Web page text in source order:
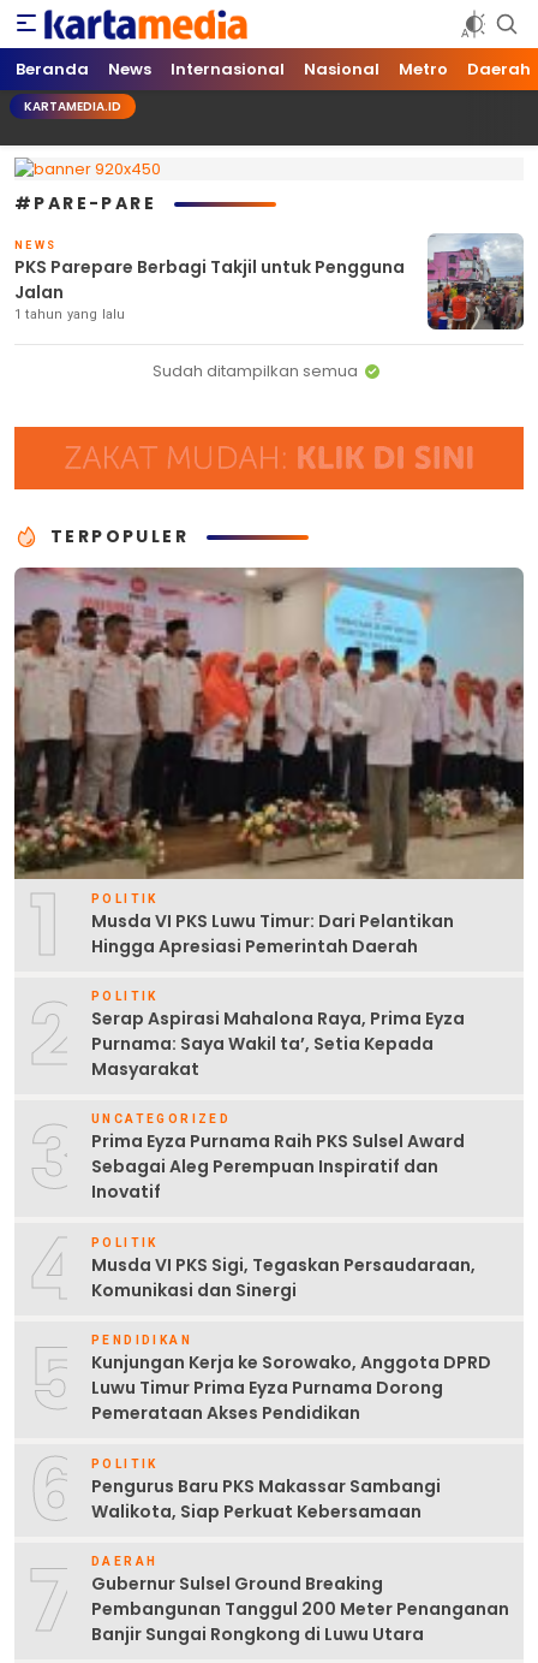
kartamedia.id
Jujur Mengabari
Beranda News Internasional Nasional Metro Daerah
KARTAMEDIA.ID
#PARE-PARE
NEWS
PKS Parepare Berbagi Takjil untuk Pengguna
Jalan
1 tahun yang lalu
Sudah ditampilkan semua
TERPOPULER
1 POLITIK
Musda VI PKS Luwu Timur: Dari Pelantikan
Hingga Apresiasi Pemerintah Daerah
2 POLITIK
Serap Aspirasi Mahalona Raya, Prima Eyza
Purnama: Saya Wakil ta’, Setia Kepada
Masyarakat
3 UNCATEGORIZED
Prima Eyza Purnama Raih PKS Sulsel Award
Sebagai Aleg Perempuan Inspiratif dan
Inovatif
4 POLITIK
Musda VI PKS Sigi, Tegaskan Persaudaraan,
Komunikasi dan Sinergi
5 PENDIDIKAN
Kunjungan Kerja ke Sorowako, Anggota DPRD
Luwu Timur Prima Eyza Purnama Dorong
Pemerataan Akses Pendidikan
6 POLITIK
Pengurus Baru PKS Makassar Sambangi
Walikota, Siap Perkuat Kebersamaan
7 DAERAH
Gubernur Sulsel Ground Breaking
Pembangunan Tanggul 200 Meter Penanganan
Banjir Sungai Rongkong di Luwu Utara